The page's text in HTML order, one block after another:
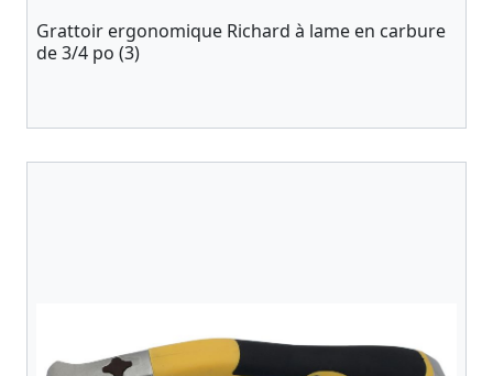
Grattoir ergonomique Richard à lame en carbure
de 3/4 po (3)